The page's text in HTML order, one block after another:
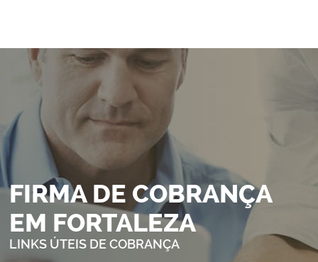
FIRMA DE COBRANÇA
EM FORTALEZA
LINKS ÚTEIS DE COBRANÇA